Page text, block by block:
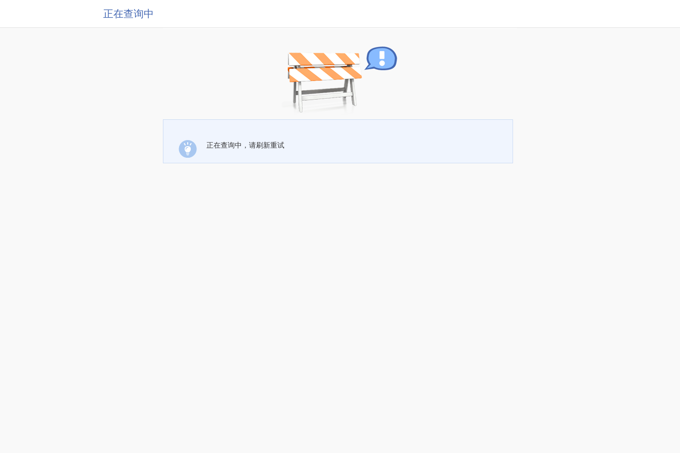
正在查询中
正在查询中，请刷新重试